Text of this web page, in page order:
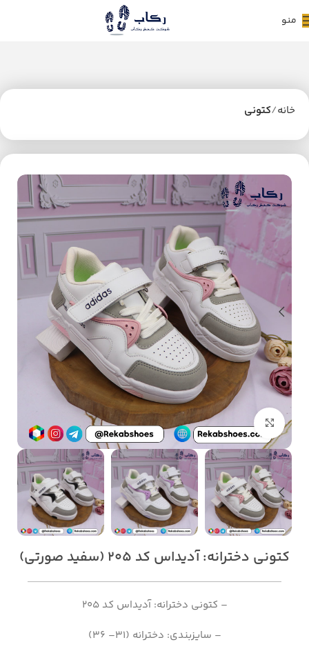
منو
خانه کتونی
کتونی دخترانه: آدیداس کد 205 (سفید صورتی)
– کتونی دخترانه: آدیداس کد 205
– سایزبندی: دخترانه (31– 36)
بزرگنمایی تصویر